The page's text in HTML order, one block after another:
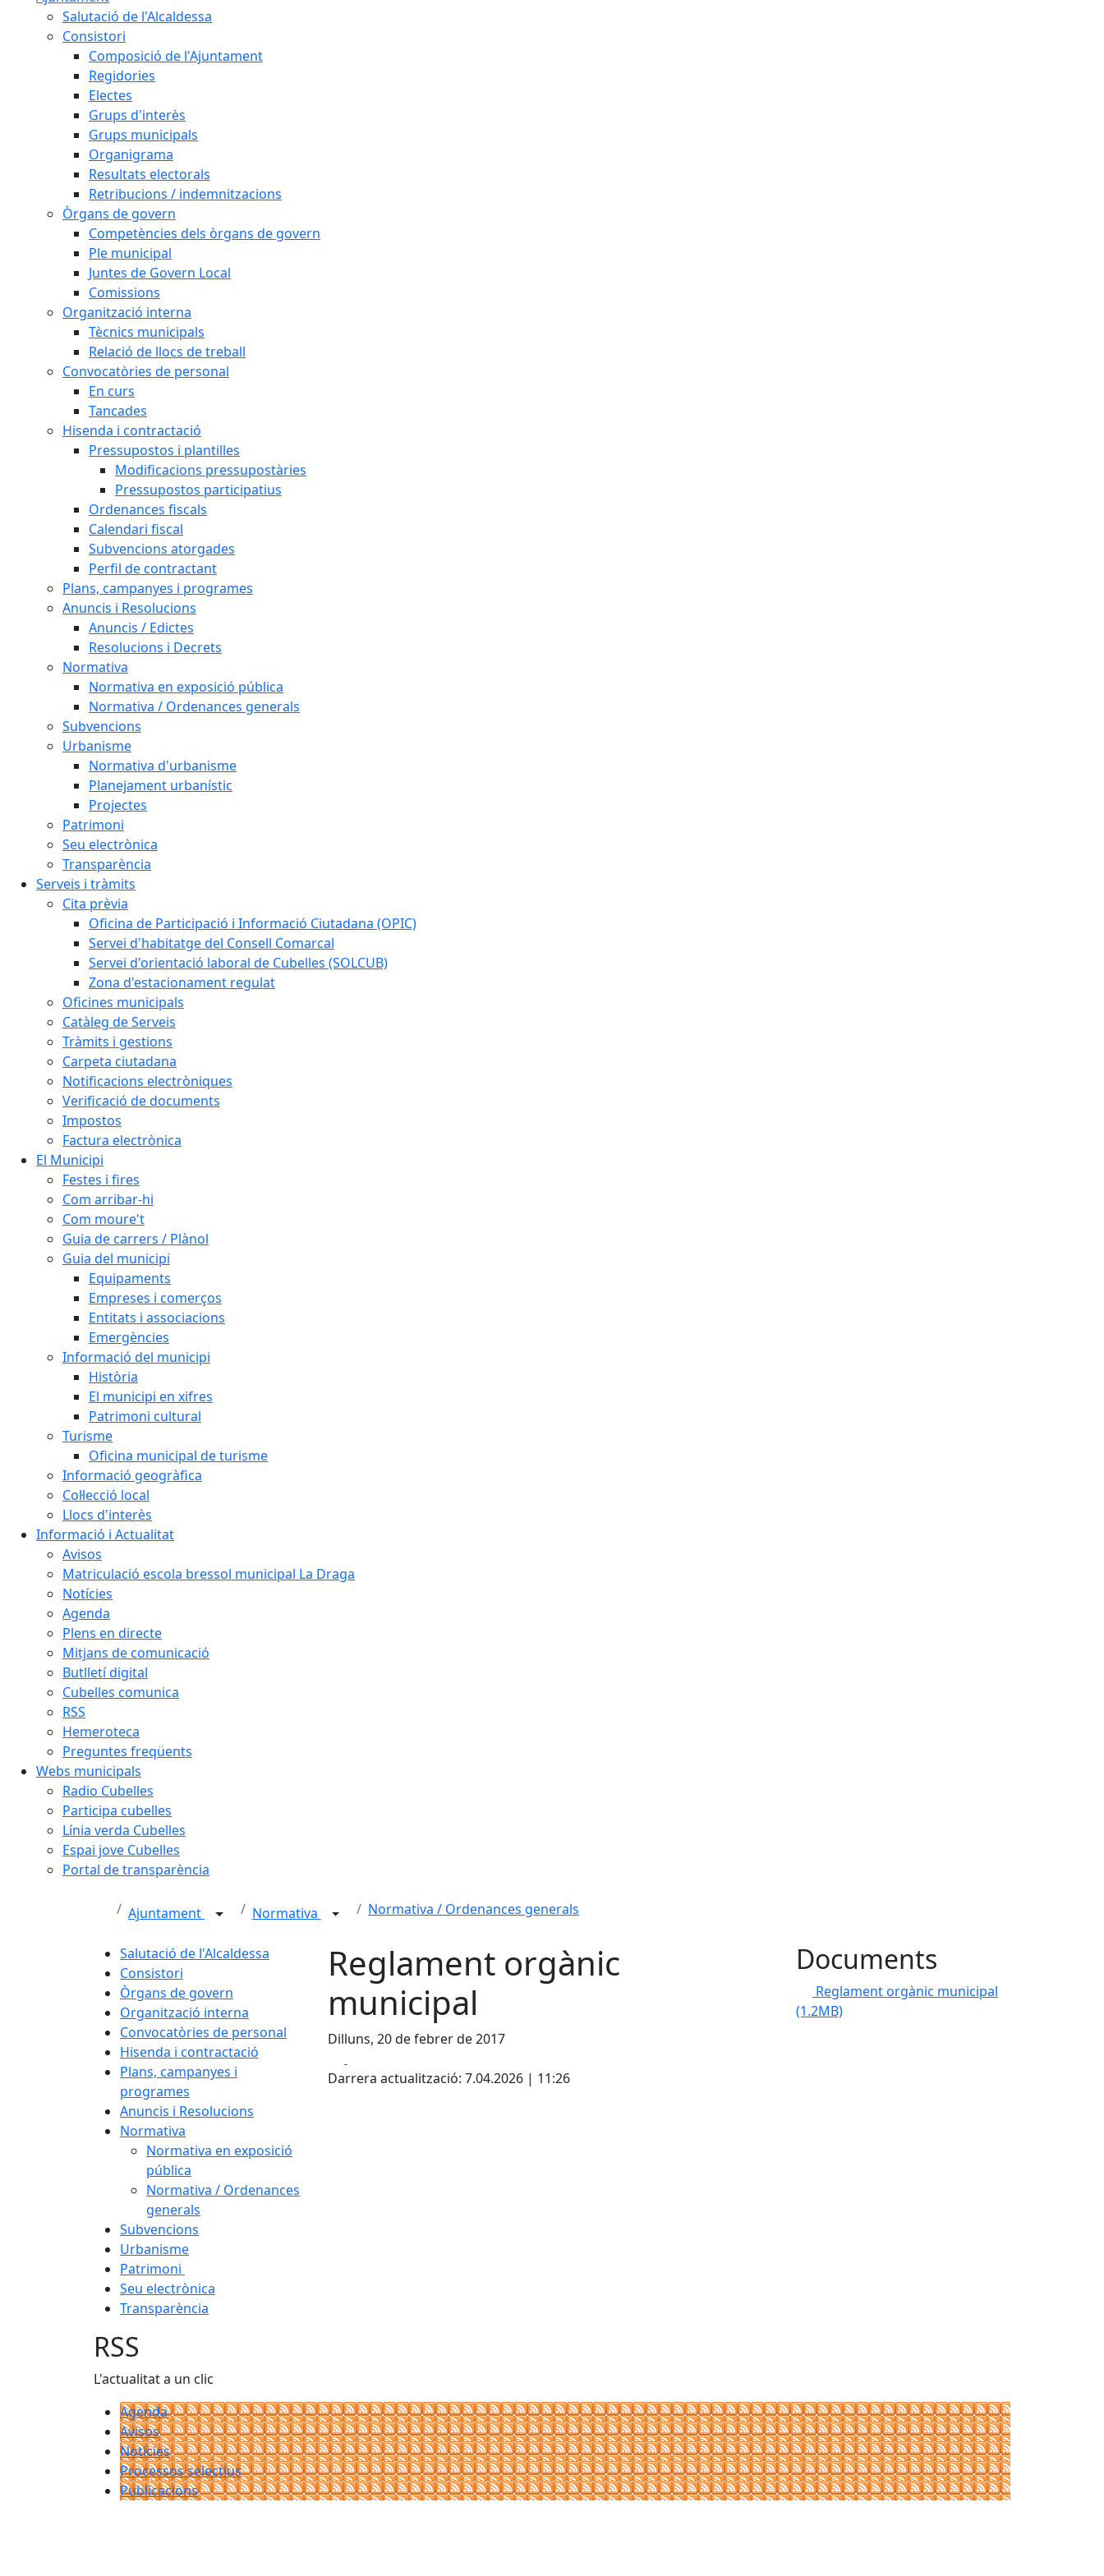
Salutació de l'Alcaldessa
Consistori
Composició de l'Ajuntament
Regidories
Electes
Grups d'interès
Grups municipals
Organigrama
Resultats electorals
Retribucions / indemnitzacions
Òrgans de govern
Competències dels òrgans de govern
Ple municipal
Juntes de Govern Local
Comissions
Organització interna
Tècnics municipals
Relació de llocs de treball
Convocatòries de personal
En curs
Tancades
Hisenda i contractació
Pressupostos i plantilles
Modificacions pressupostàries
Pressupostos participatius
Ordenances fiscals
Calendari fiscal
Subvencions atorgades
Perfil de contractant
Plans, campanyes i programes
Anuncis i Resolucions
Anuncis / Edictes
Resolucions i Decrets
Normativa
Normativa en exposició pública
Normativa / Ordenances generals
Subvencions
Urbanisme
Normativa d'urbanisme
Planejament urbanístic
Projectes
Patrimoni
Seu electrònica
Transparència
Serveis i tràmits
Cita prèvia
Oficina de Participació i Informació Ciutadana (OPIC)
Servei d'habitatge del Consell Comarcal
Servei d'orientació laboral de Cubelles (SOLCUB)
Zona d'estacionament regulat
Oficines municipals
Catàleg de Serveis
Tràmits i gestions
Carpeta ciutadana
Notificacions electròniques
Verificació de documents
Impostos
Factura electrònica
El Municipi
Festes i fires
Com arribar-hi
Com moure't
Guia de carrers / Plànol
Guia del municipi
Equipaments
Empreses i comerços
Entitats i associacions
Emergències
Informació del municipi
Història
El municipi en xifres
Patrimoni cultural
Turisme
Oficina municipal de turisme
Informació geogràfica
Col·lecció local
Llocs d'interès
Informació i Actualitat
Avisos
Matriculació escola bressol municipal La Draga
Notícies
Agenda
Plens en directe
Mitjans de comunicació
Butlletí digital
Cubelles comunica
RSS
Hemeroteca
Preguntes freqüents
Webs municipals
Radio Cubelles
Participa cubelles
Línia verda Cubelles
Espai jove Cubelles
Portal de transparència
Ajuntament Normativa Normativa / Ordenances generals
Salutació de l'Alcaldessa
Consistori
Òrgans de govern
Organització interna
Convocatòries de personal
Hisenda i contractació
Plans, campanyes i
programes
Anuncis i Resolucions
Normativa
Normativa en exposició
pública
Normativa / Ordenances
generals
Subvencions
Urbanisme
Patrimoni
Seu electrònica
Transparència
Reglament orgànic
municipal
Dilluns, 20 de febrer de 2017
Darrera actualització: 7.04.2026 | 11:26
Documents
Reglament orgànic municipal
(1.2MB)
RSS
L'actualitat a un clic
Agenda
Avisos
Notícies
Processos selectius
Publicacions